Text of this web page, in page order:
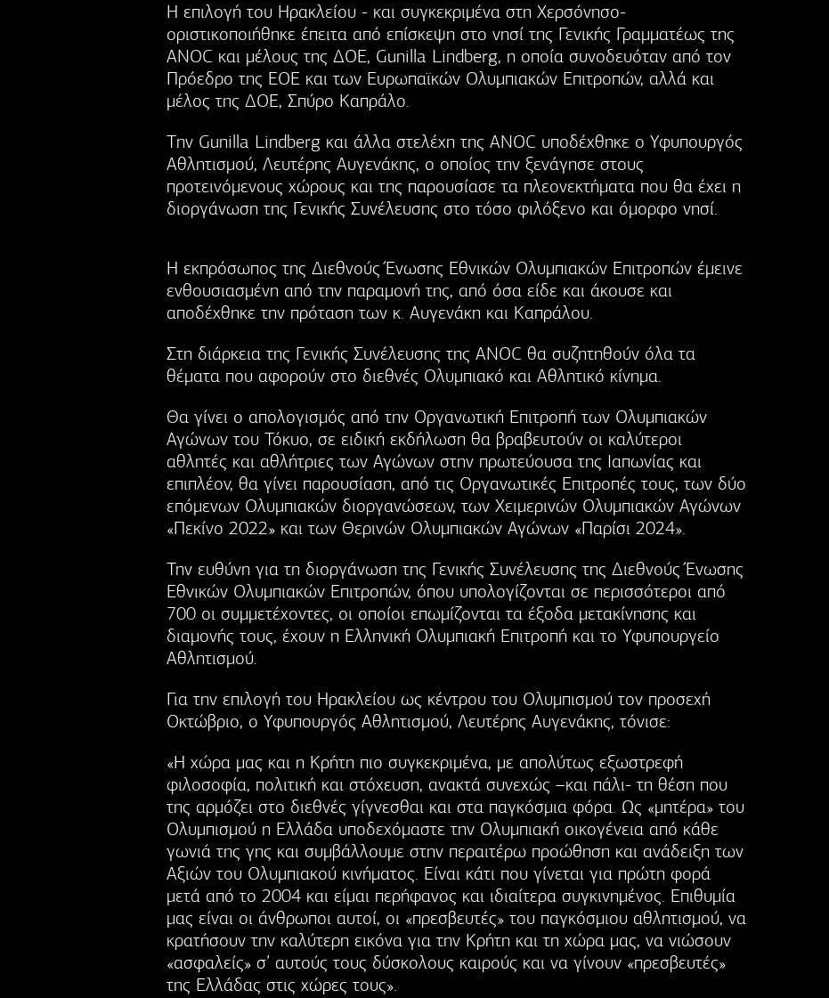
Η επιλογή του Ηρακλείου - και συγκεκριμένα στη Χερσόνησο-
οριστικοποιήθηκε έπειτα από επίσκεψη στο νησί της Γενικής Γραμματέως της
ΑNOC και μέλους της ΔΟΕ, Gunilla Lindberg, η οποία συνοδευόταν από τον
Πρόεδρο της ΕΟΕ και των Ευρωπαϊκών Ολυμπιακών Επιτροπών, αλλά και
μέλος της ΔΟΕ, Σπύρο Καπράλο.
Tην Gunilla Lindberg και άλλα στελέχη της ANOC υποδέχθηκε ο Υφυπουργός
Αθλητισμού, Λευτέρης Αυγενάκης, ο οποίος την ξενάγησε στους
προτεινόμενους χώρους και της παρουσίασε τα πλεονεκτήματα που θα έχει η
διοργάνωση της Γενικής Συνέλευσης στο τόσο φιλόξενο και όμορφο νησί.
Η εκπρόσωπος της Διεθνούς Ένωσης Εθνικών Ολυμπιακών Επιτροπών έμεινε
ενθουσιασμένη από την παραμονή της, από όσα είδε και άκουσε και
αποδέχθηκε την πρόταση των κ. Αυγενάκη και Καπράλου.
Στη διάρκεια της Γενικής Συνέλευσης της ANOC θα συζητηθούν όλα τα
θέματα που αφορούν στο διεθνές Ολυμπιακό και Αθλητικό κίνημα.
Θα γίνει ο απολογισμός από την Οργανωτική Επιτροπή των Ολυμπιακών
Αγώνων του Τόκυο, σε ειδική εκδήλωση θα βραβευτούν οι καλύτεροι
αθλητές και αθλήτριες των Αγώνων στην πρωτεύουσα της Ιαπωνίας και
επιπλέον, θα γίνει παρουσίαση, από τις Οργανωτικές Επιτροπές τους, των δύο
επόμενων Ολυμπιακών διοργανώσεων, των Χειμερινών Ολυμπιακών Αγώνων
«Πεκίνο 2022» και των Θερινών Ολυμπιακών Αγώνων «Παρίσι 2024».
Την ευθύνη για τη διοργάνωση της Γενικής Συνέλευσης της Διεθνούς Ένωσης
Εθνικών Ολυμπιακών Επιτροπών, όπου υπολογίζονται σε περισσότεροι από
700 οι συμμετέχοντες, οι οποίοι επωμίζονται τα έξοδα μετακίνησης και
διαμονής τους, έχουν η Ελληνική Ολυμπιακή Επιτροπή και το Υφυπουργείο
Αθλητισμού.
Για την επιλογή του Ηρακλείου ως κέντρου του Ολυμπισμού τον προσεχή
Οκτώβριο, ο Υφυπουργός Αθλητισμού, Λευτέρης Αυγενάκης, τόνισε:
«Η χώρα μας και η Κρήτη πιο συγκεκριμένα, με απολύτως εξωστρεφή
φιλοσοφία, πολιτική και στόχευση, ανακτά συνεχώς –και πάλι- τη θέση που
της αρμόζει στο διεθνές γίγνεσθαι και στα παγκόσμια φόρα. Ως «μητέρα» του
Ολυμπισμού η Ελλάδα υποδεχόμαστε την Ολυμπιακή οικογένεια από κάθε
γωνιά της γης και συμβάλλουμε στην περαιτέρω προώθηση και ανάδειξη των
Αξιών του Ολυμπιακού κινήματος. Είναι κάτι που γίνεται για πρώτη φορά
μετά από το 2004 και είμαι περήφανος και ιδιαίτερα συγκινημένος. Επιθυμία
μας είναι οι άνθρωποι αυτοί, οι «πρεσβευτές» του παγκόσμιου αθλητισμού, να
κρατήσουν την καλύτερη εικόνα για την Κρήτη και τη χώρα μας, να νιώσουν
«ασφαλείς» σ’ αυτούς τους δύσκολους καιρούς και να γίνουν «πρεσβευτές»
της Ελλάδας στις χώρες τους».